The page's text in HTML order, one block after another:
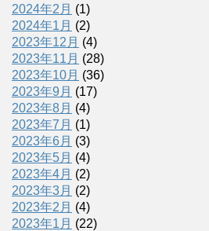
2024年2月 (1)
2024年1月 (2)
2023年12月 (4)
2023年11月 (28)
2023年10月 (36)
2023年9月 (17)
2023年8月 (4)
2023年7月 (1)
2023年6月 (3)
2023年5月 (4)
2023年4月 (2)
2023年3月 (2)
2023年2月 (4)
2023年1月 (22)